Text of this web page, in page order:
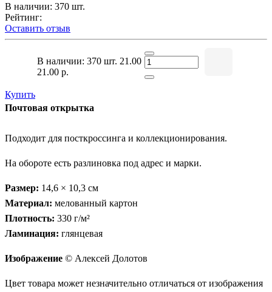
В наличии: 370 шт.
Рейтинг:
Оставить отзыв
В наличии: 370 шт. 21.00
21.00 р.
Купить
Почтовая открытка
Подходит для посткроссинга и коллекционирования.
На обороте есть разлиновка под адрес и марки.
Размер: 14,6 × 10,3 см
Материал: мелованный картон
Плотность: 330 г/м²
Ламинация: глянцевая
Изображение © Алексей Долотов
Цвет товара может незначительно отличаться от изображения